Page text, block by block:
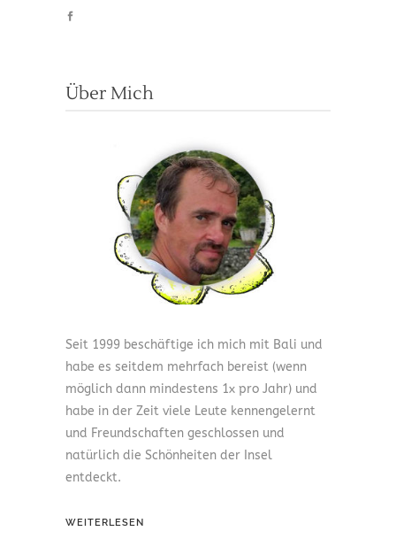
Über Mich
Seit 1999 beschäftige ich mich mit Bali und
habe es seitdem mehrfach bereist (wenn
möglich dann mindestens 1x pro Jahr) und
habe in der Zeit viele Leute kennengelernt
und Freundschaften geschlossen und
natürlich die Schönheiten der Insel
entdeckt.
WEITERLESEN